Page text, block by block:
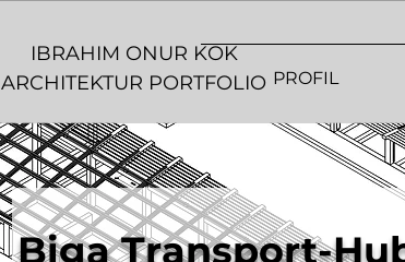
IBRAHIM ONUR KOK
ARCHITEKTUR PORTFOLIO PROFIL
Biga Transport-